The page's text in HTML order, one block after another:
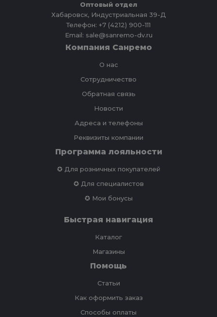
Оптовый отдел
Хабаровск, Индустриальная 39-Д
Телефон: +7 (4212) 900-111
Email: sale@sanremo-dv.ru
Компания Санремо
О нас
Сотрудничество
Обратная связь
Новости
Адреса и телефоны
Реквизиты компании
Программа лояльности
✪ Для розничных покупателей
✪ Для специалистов
✪ Мои бонусы
Быстрая навигация
Каталог
Магазины
Помощь
Статьи
Как оформить заказ
Способы оплаты